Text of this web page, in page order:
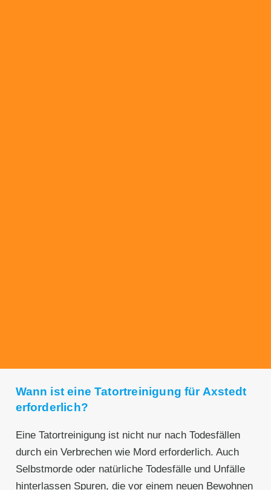
Wann ist eine Tatortreinigung für Axstedt
erforderlich?
Eine Tatortreinigung ist nicht nur nach Todesfällen
durch ein Verbrechen wie Mord erforderlich. Auch
Selbstmorde oder natürliche Todesfälle und Unfälle
hinterlassen Spuren, die vor einem neuen Bewohnen